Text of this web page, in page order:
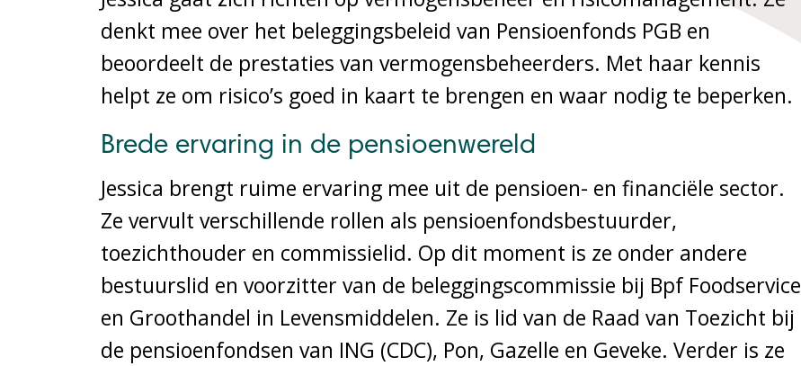
denkt mee over het beleggingsbeleid van Pensioenfonds PGB en
beoordeelt de prestaties van vermogensbeheerders. Met haar kennis
helpt ze om risico’s goed in kaart te brengen en waar nodig te beperken.
Brede ervaring in de pensioenwereld
Jessica brengt ruime ervaring mee uit de pensioen- en financiële sector.
Ze vervult verschillende rollen als pensioenfondsbestuurder,
toezichthouder en commissielid. Op dit moment is ze onder andere
bestuurslid en voorzitter van de beleggingscommissie bij Bpf Foodservice
en Groothandel in Levensmiddelen. Ze is lid van de Raad van Toezicht bij
de pensioenfondsen van ING (CDC), Pon, Gazelle en Geveke. Verder is ze